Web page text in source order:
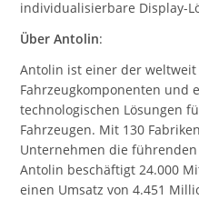
individualisierbare Display-
Über Antolin:
Antolin ist einer der
Fahrzeugkomponenten und
technologischen Lösungen
Fahrzeugen. Mit 130
Unternehmen die
Antolin beschäftigt 24.000
einen Umsatz von 4.451